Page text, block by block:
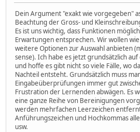
Dein Argument "exakt wie vorgegeben"
Beachtung der Gross- und
Es ist uns wichtig, dass Funktionen
Erwartungen entsprechen. Wir wollen
weitere Optionen zur Auswahl anbieten
sense). Ich habe es jetzt grundsätzlich
und hoffe es gibt nicht so viele Fälle, wo
Nachteil entsteht. Grundsätzlich muss
Eingabeüberprüfungen immer gut
Frustration der Lernenden abwägen. Es
eine ganze Reihe von Bereinigungen
werden mehrfachen Leerzeichen
Anführungszeichen und Hochkommas
usw.